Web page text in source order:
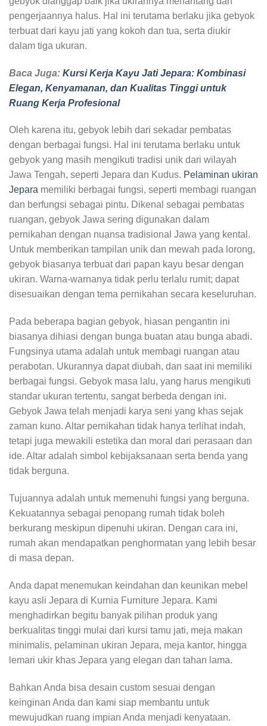
pengerjaannya halus. Hal ini terutama berlaku jika gebyok
terbuat dari kayu jati yang kokoh dan tua, serta diukir
dalam tiga ukuran.
Baca Juga: Kursi Kerja Kayu Jati Jepara: Kombinasi
Elegan, Kenyamanan, dan Kualitas Tinggi untuk
Ruang Kerja Profesional
Oleh karena itu, gebyok lebih dari sekadar pembatas
dengan berbagai fungsi. Hal ini terutama berlaku untuk
gebyok yang masih mengikuti tradisi unik dari wilayah
Jawa Tengah, seperti Jepara dan Kudus. Pelaminan ukiran
Jepara memiliki berbagai fungsi, seperti membagi ruangan
dan berfungsi sebagai pintu. Dikenal sebagai pembatas
ruangan, gebyok Jawa sering digunakan dalam
pernikahan dengan nuansa tradisional Jawa yang kental.
Untuk memberikan tampilan unik dan mewah pada lorong,
gebyok biasanya terbuat dari papan kayu besar dengan
ukiran. Warna-warnanya tidak perlu terlalu rumit; dapat
disesuaikan dengan tema pernikahan secara keseluruhan.
Pada beberapa bagian gebyok, hiasan pengantin ini
biasanya dihiasi dengan bunga buatan atau bunga abadi.
Fungsinya utama adalah untuk membagi ruangan atau
perabotan. Ukurannya dapat diubah, dan saat ini memiliki
berbagai fungsi. Gebyok masa lalu, yang harus mengikuti
standar ukuran tertentu, sangat berbeda dengan ini.
Gebyok Jawa telah menjadi karya seni yang khas sejak
zaman kuno. Altar pernikahan tidak hanya terlihat indah,
tetapi juga mewakili estetika dan moral dari perasaan dan
ide. Altar adalah simbol kebijaksanaan serta benda yang
tidak berguna.
Tujuannya adalah untuk memenuhi fungsi yang berguna.
Kekuatannya sebagai penopang rumah tidak boleh
berkurang meskipun dipenuhi ukiran. Dengan cara ini,
rumah akan mendapatkan penghormatan yang lebih besar
di masa depan.
Anda dapat menemukan keindahan dan keunikan mebel
kayu asli Jepara di Kurnia Furniture Jepara. Kami
menghadirkan begitu banyak pilihan produk yang
berkualitas tinggi mulai dari kursi tamu jati, meja makan
minimalis, pelaminan ukiran Jepara, meja kantor, hingga
lemari ukir khas Jepara yang elegan dan tahan lama.
Bahkan Anda bisa desain custom sesuai dengan
keinginan Anda dan kami siap membantu untuk
mewujudkan ruang impian Anda menjadi kenyataan.